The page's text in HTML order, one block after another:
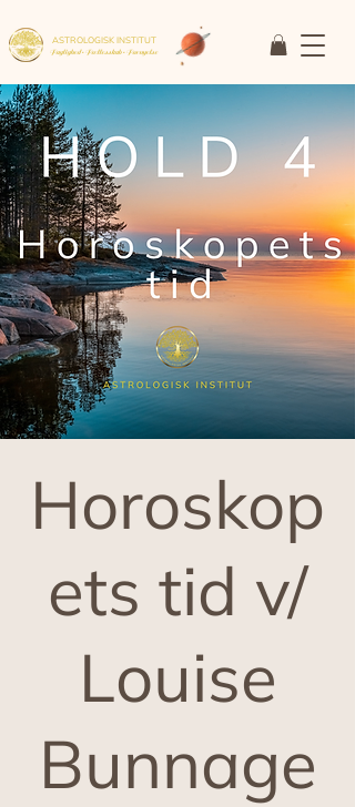
ASTROLOGISK INSTITUT
Faglighed • Fællesskab• Fornyelse
Horoskop
ets tid v/
Louise
Bunnage